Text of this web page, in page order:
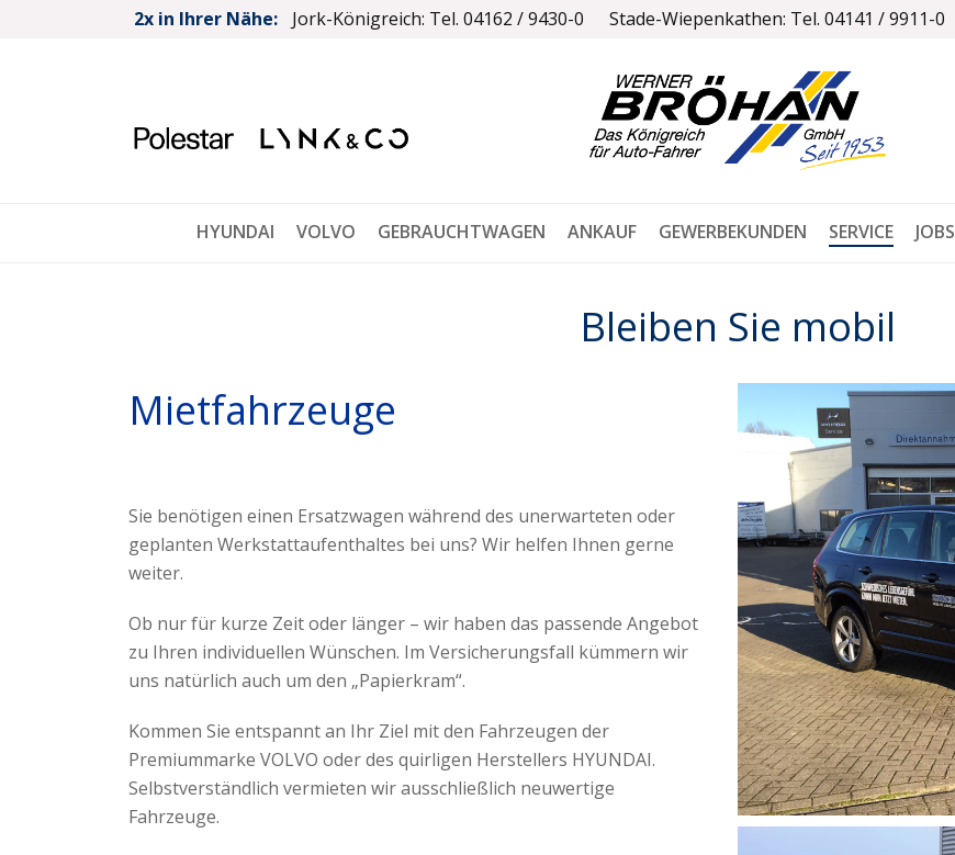
2x in Ihrer Nähe: Jork-Königreich: Tel. 04162 / 9430-0 Stade-Wiepenkathen: Tel. 04141 / 9911-0
HYUNDAI VOLVO GEBRAUCHTWAGEN ANKAUF GEWERBEKUNDEN SERVICE JOBS
Bleiben Sie mobil
Mietfahrzeuge
Sie benötigen einen Ersatzwagen während des unerwarteten oder
geplanten Werkstattaufenthaltes bei uns? Wir helfen Ihnen gerne
weiter.
Ob nur für kurze Zeit oder länger – wir haben das passende Angebot
zu Ihren individuellen Wünschen. Im Versicherungsfall kümmern wir
uns natürlich auch um den „Papierkram“.
Kommen Sie entspannt an Ihr Ziel mit den Fahrzeugen der
Premiummarke VOLVO oder des quirligen Herstellers HYUNDAI.
Selbstverständlich vermieten wir ausschließlich neuwertige
Fahrzeuge.